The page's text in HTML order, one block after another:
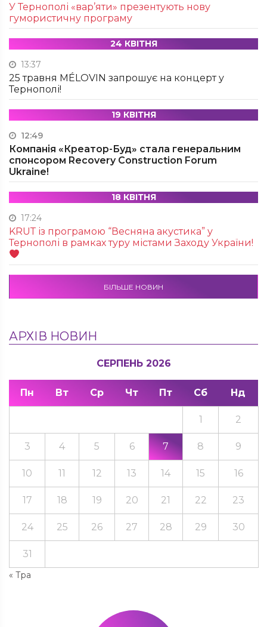
У Тернополі «вар’яти» презентують нову
гумористичну програму
24 КВІТНЯ
13:37
25 травня MÉLOVIN запрошує на концерт у
Тернополі!
19 КВІТНЯ
12:49
Компанія «Креатор-Буд» стала генеральним
спонсором Recovery Construction Forum
Ukraine!
18 КВІТНЯ
17:24
KRUТ із програмою “Весняна акустика” у
Тернополі в рамках туру містами Заходу України!
БІЛЬШЕ НОВИН
АРХІВ НОВИН
СЕРПЕНЬ 2026
Пн Вт Ср Чт Пт Сб Нд
« Тра
1 2
3 4 5 6 7 8 9
10 11 12 13 14 15 16
17 18 19 20 21 22 23
24 25 26 27 28 29 30
31